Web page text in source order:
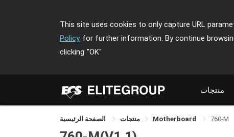
This site uses cookies to only capture URL
Policy for further information. By continue
clicking "OK"
منتجات
منتجات Motherboard 760-M